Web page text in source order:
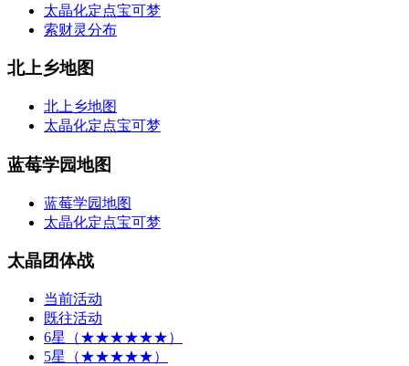
太晶化定点宝可梦
索财灵分布
北上乡地图
北上乡地图
太晶化定点宝可梦
蓝莓学园地图
蓝莓学园地图
太晶化定点宝可梦
太晶团体战
当前活动
既往活动
6星（★★★★★★）
5星（★★★★★）